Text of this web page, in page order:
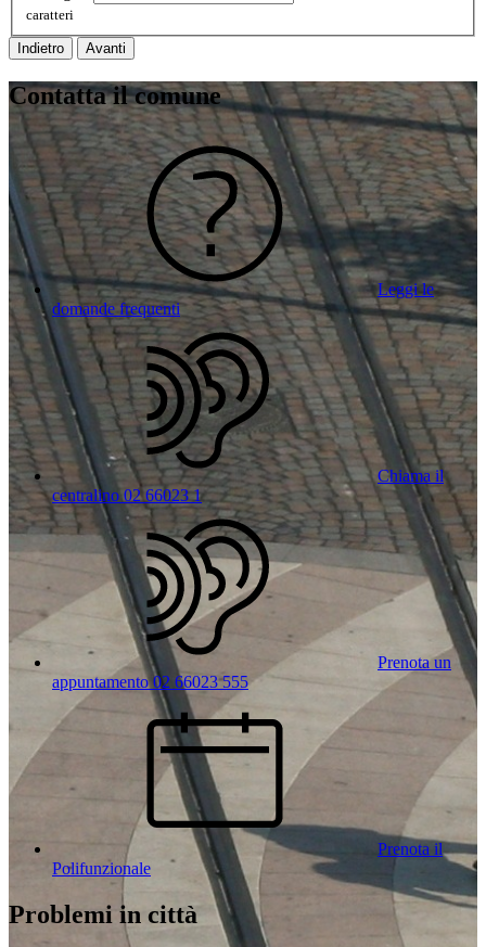
caratteri
Indietro Avanti
Contatta il comune
Leggi le
domande frequenti
Chiama il
centralino 02 66023 1
Prenota un
appuntamento 02 66023 555
Prenota il
Polifunzionale
Problemi in città